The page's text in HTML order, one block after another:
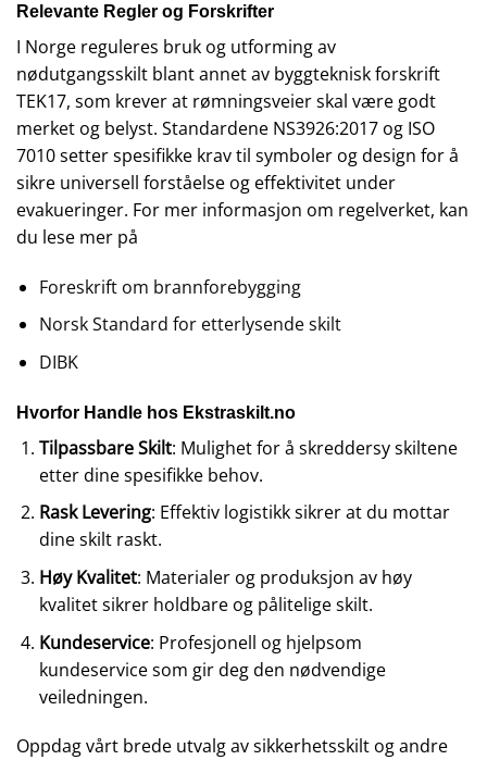
Relevante Regler og Forskrifter
I Norge reguleres bruk og utforming av
nødutgangsskilt blant annet av byggteknisk forskrift
TEK17, som krever at rømningsveier skal være godt
merket og belyst. Standardene NS3926:2017 og ISO
7010 setter spesifikke krav til symboler og design for å
sikre universell forståelse og effektivitet under
evakueringer. For mer informasjon om regelverket, kan
du lese mer på
Foreskrift om brannforebygging
Norsk Standard for etterlysende skilt
DIBK
Hvorfor Handle hos Ekstraskilt.no
Tilpassbare Skilt: Mulighet for å skreddersy skiltene
etter dine spesifikke behov.
Rask Levering: Effektiv logistikk sikrer at du mottar
dine skilt raskt.
Høy Kvalitet: Materialer og produksjon av høy
kvalitet sikrer holdbare og pålitelige skilt.
Kundeservice: Profesjonell og hjelpsom
kundeservice som gir deg den nødvendige
veiledningen.
Oppdag vårt brede utvalg av sikkerhetsskilt og andre